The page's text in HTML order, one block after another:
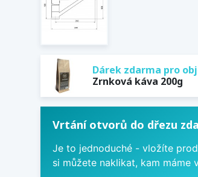
Dárek zdarma pro
Zrnková káva 200g
Vrtání otvorů do dřezu
Je to jednoduché - vložíte
si můžete naklikat, kam máme